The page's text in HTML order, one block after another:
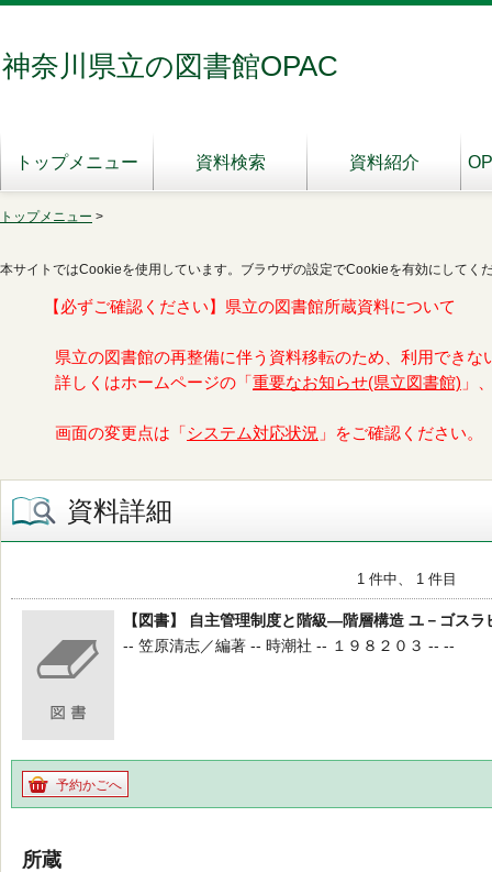
神奈川県立の図書館OPAC
トップメニュー 資料検索 資料紹介
トップメニュー >
本サイトではCookieを使用しています。ブラウザの設定でCookieを有効にしてく
【必ずご確認ください】県立の図書館所蔵資料について
県立の図書館の再整備に伴う資料移転のため、利用できな
詳しくはホームページの「 重要なお知らせ(県立図書館) 」
画面の変更点は「 システム対応状況 」をご確認ください。
資料詳細
1 件中、 1 件目
【図書】 自主管理制度と階級―階層構造 ユ－ゴス
-- 笠原清志／編著 -- 時潮社 -- １９８２０３ -- --
予約かごへ
所蔵